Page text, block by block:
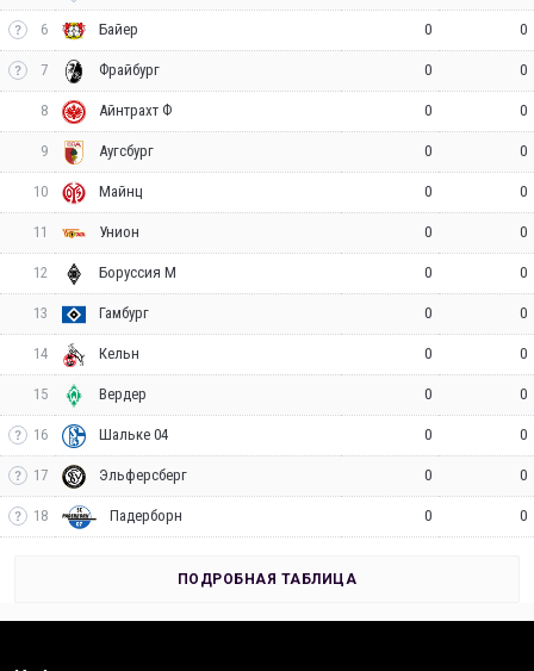
6 Байер 0 0
7 Фрайбург 0 0
8 Айнтрахт Ф 0 0
9 Аугсбург 0 0
10 Майнц 0 0
11 Унион 0 0
12 Боруссия М 0 0
13 Гамбург 0 0
14 Кельн 0 0
15 Вердер 0 0
16 Шальке 04 0 0
17 Эльферсберг 0 0
18 Падерборн 0 0
ПОДРОБНАЯ ТАБЛИЦА